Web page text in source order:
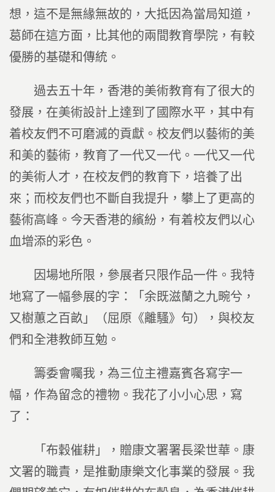
想，這不是無緣無故的，大抵因為當局知道，
葛師在這方面，比其他的兩間教育學院，有較
優勝的基礎和傳統。
過去五十年，香港的美術教育有了很大的
發展，在美術設計上達到了國際水平，其中有
着校友們不可磨滅的貢獻。校友們以藝術的美
和美的藝術，教育了一代又一代。一代又一代
的美術人才，在校友們的教育下，培養了出
來；而校友們也不斷自我提升，攀上了更高的
藝術高峰。今天香港的繽紛，有着校友們以心
血增添的彩色。
因場地所限，參展者只限作品一件。我特
地寫了一幅參展的字：「余既滋蘭之九畹兮，
又樹蕙之百畝」（屈原《離騷》句），與校友
們和全港教師互勉。
籌委會囑我，為三位主禮嘉賓各寫字一
幅，作為留念的禮物。我花了小小心思，寫
了：
「布穀催耕」，贈康文署署長梁世華。康
文署的職責，是推動康樂文化事業的發展。我